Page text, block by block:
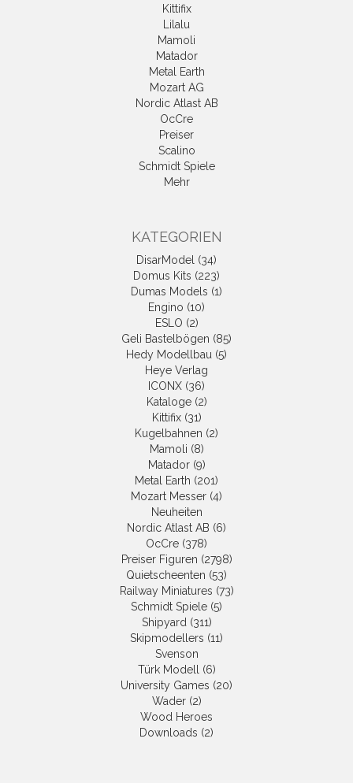
Kittifix
Lilalu
Mamoli
Matador
Metal Earth
Mozart AG
Nordic Atlast AB
OcCre
Preiser
Scalino
Schmidt Spiele
Mehr
KATEGORIEN
DisarModel (34)
Domus Kits (223)
Dumas Models (1)
Engino (10)
ESLO (2)
Geli Bastelbögen (85)
Hedy Modellbau (5)
Heye Verlag
ICONX (36)
Kataloge (2)
Kittifix (31)
Kugelbahnen (2)
Mamoli (8)
Matador (9)
Metal Earth (201)
Mozart Messer (4)
Neuheiten
Nordic Atlast AB (6)
OcCre (378)
Preiser Figuren (2798)
Quietscheenten (53)
Railway Miniatures (73)
Schmidt Spiele (5)
Shipyard (311)
Skipmodellers (11)
Svenson
Türk Modell (6)
University Games (20)
Wader (2)
Wood Heroes
Downloads (2)